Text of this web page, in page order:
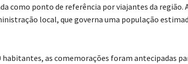
como ponto de referência por viajantes da região.
local, que governa uma população
habitantes, as comemorações foram antecipadas